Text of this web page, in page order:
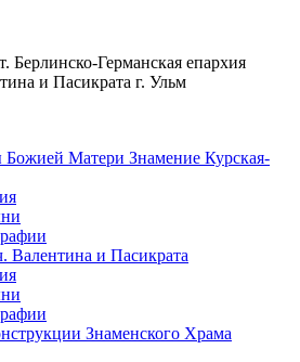
Берлинско-Германская епархия
и Пасикрата г. Ульм
Матери Знамение Курская-
Валентина и Пасикрата
Знаменского Храма